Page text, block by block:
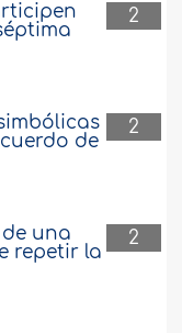
2
2
de
2
una
repetir la